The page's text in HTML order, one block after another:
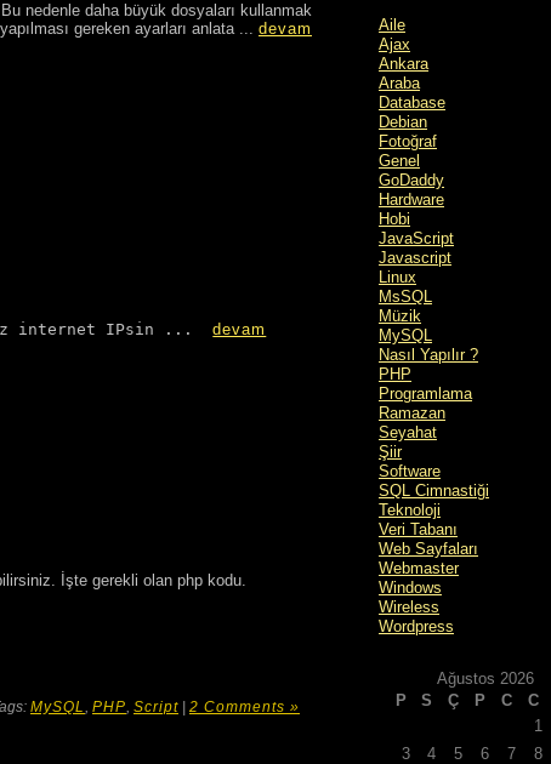
nedenle daha büyük dosyaları kullanmak
gereken ayarları anlata ... devam
internet IPsin ... devam
İşte gerekli olan php kodu.
MySQL PHP Script | 2 Comments »
Aile
Ajax
Ankara
Araba
Database
Debian
Fotoğraf
Genel
GoDaddy
Hardware
Hobi
JavaScript
Javascript
Linux
MsSQL
Müzik
MySQL
Nasıl Yapılır ?
PHP
Programlama
Ramazan
Seyahat
Şiir
Software
SQL Cimnastiği
Teknoloji
Veri Tabanı
Web Sayfaları
Webmaster
Windows
Wireless
Wordpress
Ağustos 2026
P
S Ç P C C
1
3
4 5 6 7 8